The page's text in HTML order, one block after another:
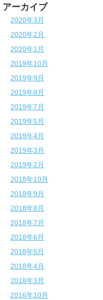
アーカイブ
2020年3月
2020年2月
2020年1月
2019年10月
2019年9月
2019年8月
2019年7月
2019年5月
2019年4月
2019年3月
2019年2月
2018年10月
2018年9月
2018年8月
2018年7月
2018年6月
2018年5月
2018年4月
2018年3月
2016年10月